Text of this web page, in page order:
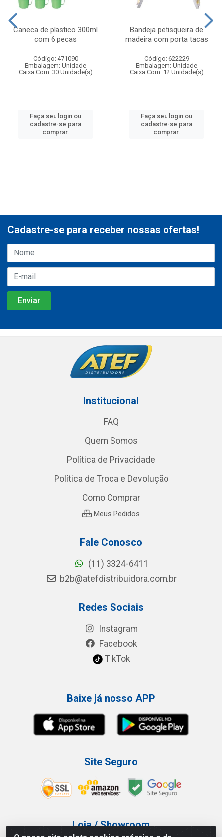
Caneca de plastico 300ml
com 6 pecas
Código: 471090
Embalagem: Unidade
Caixa Com: 30 Unidade(s)
Faça seu login ou
cadastre-se para
comprar.
Bandeja petisqueira de
madeira com porta tacas
Código: 622229
Embalagem: Unidade
Caixa Com: 12 Unidade(s)
Faça seu login ou
cadastre-se para
comprar.
Cadastre-se para receber nossas ofertas!
Institucional
FAQ
Quem Somos
Política de Privacidade
Política de Troca e Devolução
Como Comprar
Meus Pedidos
Fale Conosco
(11) 3324-6411
b2b@atefdistribuidora.com.br
Redes Sociais
Instagram
Facebook
TikTok
Baixe já nosso APP
Site Seguro
Loja / Showroom